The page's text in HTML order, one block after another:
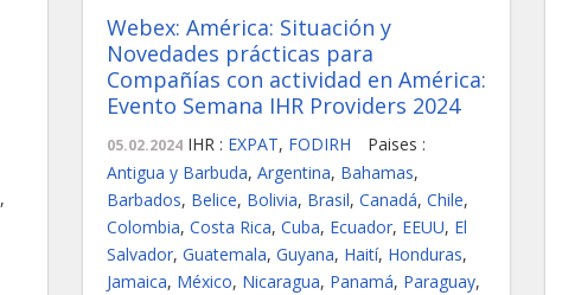
,
Webex: América: Situación y
Novedades prácticas para
Compañías con actividad en América:
Evento Semana IHR Providers 2024
05.02.2024 IHR : EXPAT, FODIRH
Paises :
Antigua y Barbuda, Argentina, Bahamas,
Barbados, Belice, Bolivia, Brasil, Canadá, Chile,
Colombia, Costa Rica, Cuba, Ecuador, EEUU, El
Salvador, Guatemala, Guyana, Haití, Honduras,
Jamaica, México, Nicaragua, Panamá, Paraguay,